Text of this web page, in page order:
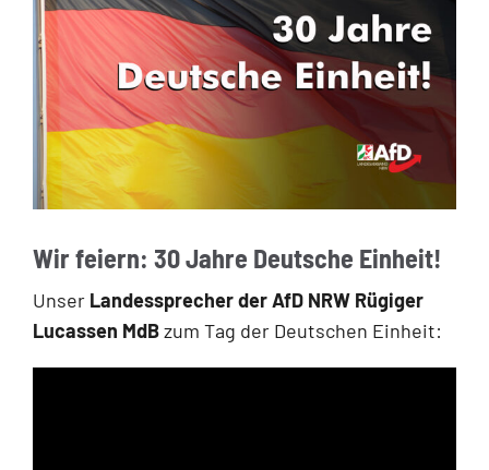
Wir feiern: 30 Jahre Deutsche Einheit!
Unser Landessprecher der AfD NRW Rügiger
Lucassen MdBzum Tag der Deutschen Einheit: